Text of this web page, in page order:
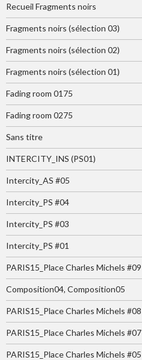
Recueil Fragments noirs
Fragments noirs (sélection 03)
Fragments noirs (sélection 02)
Fragments noirs (sélection 01)
Fading room 0175
Fading room 0275
Sans titre
INTERCITY_INS (PS01)
Intercity_AS #05
Intercity_PS #04
Intercity_PS #03
Intercity_PS #01
PARIS15_Place Charles Michels #09
Composition04, Composition05
PARIS15_Place Charles Michels #08
PARIS15_Place Charles Michels #07
PARIS15_Place Charles Michels #05